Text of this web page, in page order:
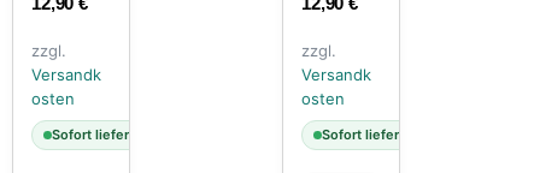
zzgl.
Versandk
osten
Sofort lieferbar
zzgl.
Versandk
osten
Sofort lieferbar